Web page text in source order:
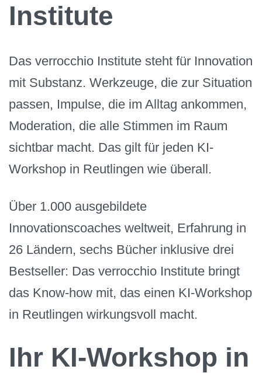
Institute
Das verrocchio Institute steht für Innovation
mit Substanz. Werkzeuge, die zur Situation
passen, Impulse, die im Alltag ankommen,
Moderation, die alle Stimmen im Raum
sichtbar macht. Das gilt für jeden KI-
Workshop in Reutlingen wie überall.
Über 1.000 ausgebildete
Innovationscoaches weltweit, Erfahrung in
26 Ländern, sechs Bücher inklusive drei
Bestseller: Das verrocchio Institute bringt
das Know-how mit, das einen KI-Workshop
in Reutlingen wirkungsvoll macht.
Ihr KI-Workshop in